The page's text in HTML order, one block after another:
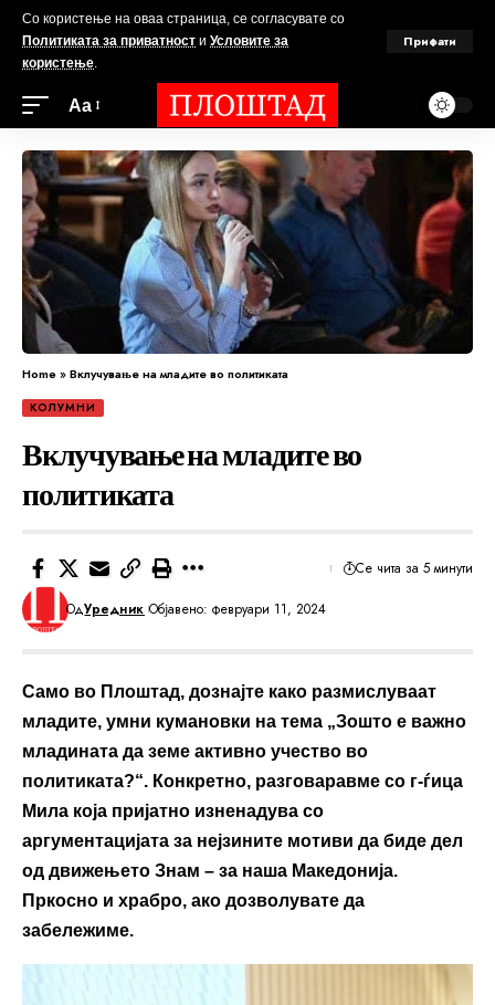
Со користење на оваа страница, се согласувате со
Политиката за приватност и Условите за
користење.
Прифати
Аа
Home»Вклучување на младите во политиката
КОЛУМНИ
Вклучување на младите во
политиката
ОдУредник Објавено: февруари 11, 2024
Се чита за 5 минути
Само во Плоштад, дознајте како размислуваат
младите, умни кумановки на тема „Зошто е важно
младината да земе активно учество во
политиката?“. Конкретно, разговаравме со г-ѓица
Мила која пријатно изненадува со
аргументацијата за нејзините мотиви да биде дел
од движењето Знам – за наша Македонија.
Пркосно и храбро, ако дозволувате да
забележиме.